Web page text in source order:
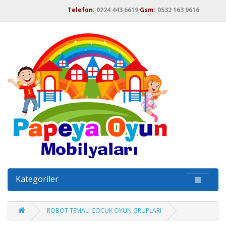
Telefon: 0224 443 6619 Gsm: 0532 163 9616
Kategoriler
ROBOT TEMALI ÇOCUK OYUN GRUPLARI